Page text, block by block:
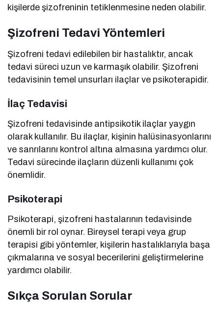
kişilerde şizofreninin tetiklenmesine neden olabilir.
Şizofreni Tedavi Yöntemleri
Şizofreni tedavi edilebilen bir hastalıktır, ancak
tedavi süreci uzun ve karmaşık olabilir. Şizofreni
tedavisinin temel unsurları ilaçlar ve psikoterapidir.
İlaç Tedavisi
Şizofreni tedavisinde antipsikotik ilaçlar yaygın
olarak kullanılır. Bu ilaçlar, kişinin halüsinasyonlarını
ve sanrılarını kontrol altına almasına yardımcı olur.
Tedavi sürecinde ilaçların düzenli kullanımı çok
önemlidir.
Psikoterapi
Psikoterapi, şizofreni hastalarının tedavisinde
önemli bir rol oynar. Bireysel terapi veya grup
terapisi gibi yöntemler, kişilerin hastalıklarıyla başa
çıkmalarına ve sosyal becerilerini geliştirmelerine
yardımcı olabilir.
Sıkça Sorulan Sorular